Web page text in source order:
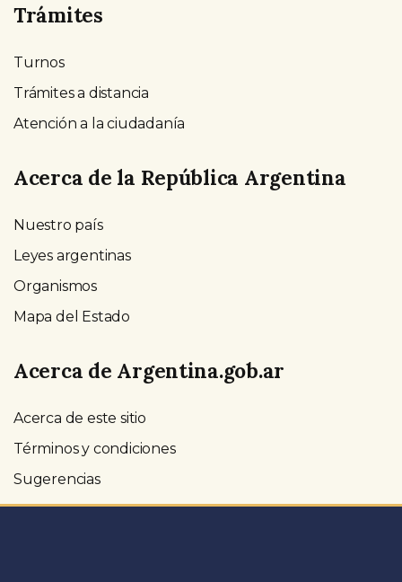
Trámites
Turnos
Trámites a distancia
Atención a la ciudadanía
Acerca de la República Argentina
Nuestro país
Leyes argentinas
Organismos
Mapa del Estado
Acerca de Argentina.gob.ar
Acerca de este sitio
Términos y condiciones
Sugerencias